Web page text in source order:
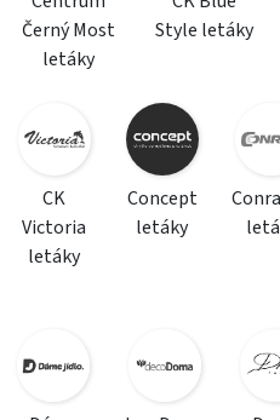
Černý Most
letáky
Style letáky
CK
Victoria
letáky
Concept
letáky